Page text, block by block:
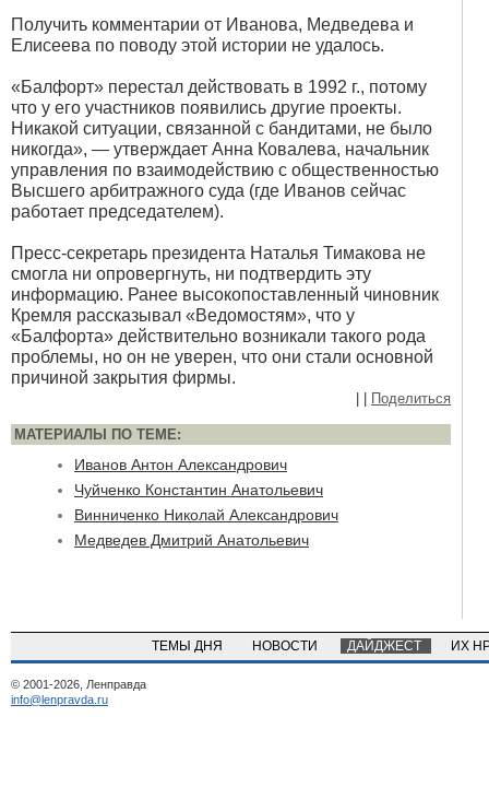
Получить комментарии от Иванова, Медведева и
Елисеева по поводу этой истории не удалось.
«Балфорт» перестал действовать в 1992 г., потому
что у его участников появились другие проекты.
Никакой ситуации, связанной с бандитами, не было
никогда», — утверждает Анна Ковалева, начальник
управления по взаимодействию с общественностью
Высшего арбитражного суда (где Иванов сейчас
работает председателем).
Пресс-секретарь президента Наталья Тимакова не
смогла ни опровергнуть, ни подтвердить эту
информацию. Ранее высокопоставленный чиновник
Кремля рассказывал «Ведомостям», что у
«Балфорта» действительно возникали такого рода
проблемы, но он не уверен, что они стали основной
причиной закрытия фирмы.
Поделиться
МАТЕРИАЛЫ ПО ТЕМЕ:
Иванов Антон Александрович
Чуйченко Константин Анатольевич
Винниченко Николай Александрович
Медведев Дмитрий Анатольевич
ТЕМЫ ДНЯ НОВОСТИ ДАЙДЖЕСТ ИХ
© 2001-2026, Ленправда
info@lenpravda.ru